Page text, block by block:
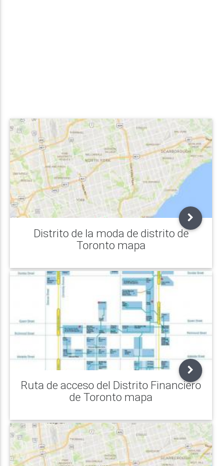
Distrito de la moda de distrito de
Toronto mapa
Ruta de acceso del Distrito Financiero
de Toronto mapa